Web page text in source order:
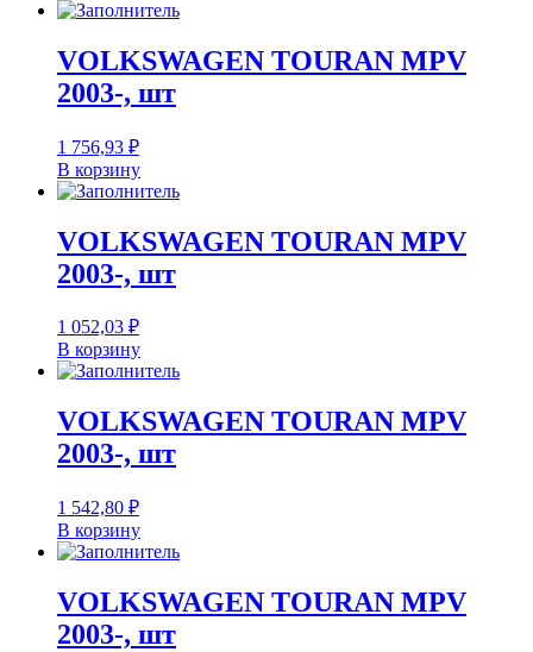
VOLKSWAGEN TOURAN MPV
2003-, шт
1 756,93 ₽
В корзину
VOLKSWAGEN TOURAN MPV
2003-, шт
1 052,03 ₽
В корзину
VOLKSWAGEN TOURAN MPV
2003-, шт
1 542,80 ₽
В корзину
VOLKSWAGEN TOURAN MPV
2003-, шт